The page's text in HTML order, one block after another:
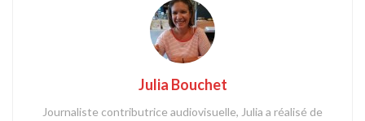
Julia Bouchet
Journaliste contributrice audiovisuelle, Julia a réalisé de